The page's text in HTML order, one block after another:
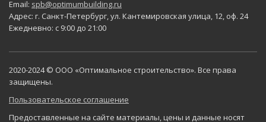
Email: spb@optimumbuilding.ru
Адрес: г. Санкт-Петербург, ул. Кантемировская улица, 12, оф. 24
Ежедневно: с 9:00 до 21:00
2020-2024 © ООО «Оптимальное строительство». Все права
защищены.
Пользовательское соглашение
Предоставленные на сайте материалы, цены и данные носят